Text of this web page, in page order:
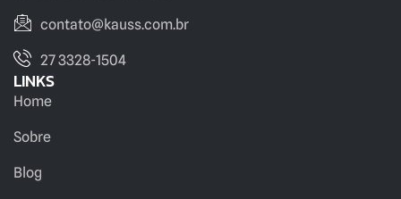
contato@kauss.com.br
27 3328-1504
LINKS
Home
Sobre
Blog